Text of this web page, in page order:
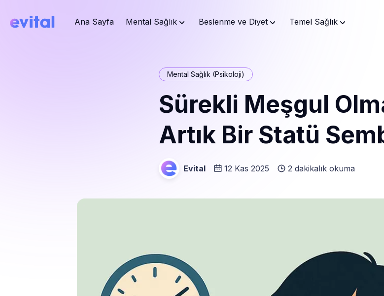
Ana Sayfa Mental Sağlık Beslenme ve Diyet Temel Sağlık
Mental Sağlık (Psikoloji)
Sürekli Meşgul
Artık Bir Statü
Evital 12 Kas 2025 2 dakikalık okuma